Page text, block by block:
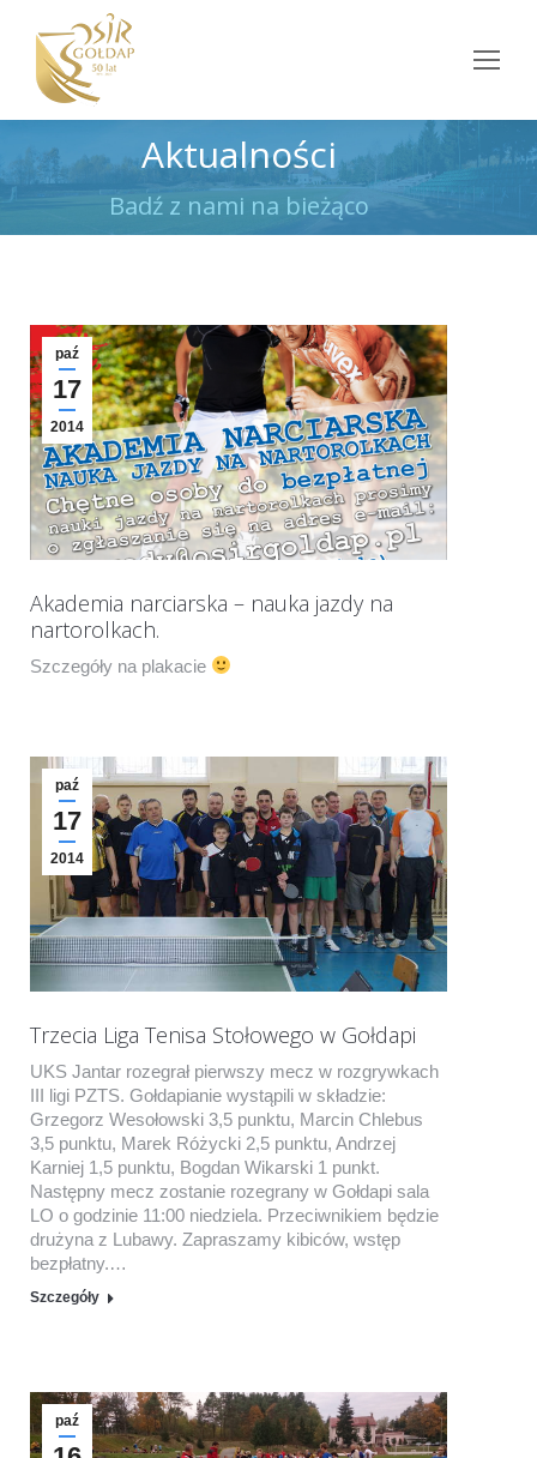
Aktualności
Badź z nami na bieżąco
Jesteś tutaj:
paź
17
2014
Akademia narciarska – nauka jazdy na
nartorolkach.
Szczegóły na plakacie
paź
17
2014
Trzecia Liga Tenisa Stołowego w Gołdapi
UKS Jantar rozegrał pierwszy mecz w rozgrywkach
III ligi PZTS. Gołdapianie wystąpili w składzie:
Grzegorz Wesołowski 3,5 punktu, Marcin Chlebus
3,5 punktu, Marek Różycki 2,5 punktu, Andrzej
Karniej 1,5 punktu, Bogdan Wikarski 1 punkt.
Następny mecz zostanie rozegrany w Gołdapi sala
LO o godzinie 11:00 niedziela. Przeciwnikiem będzie
drużyna z Lubawy. Zapraszamy kibiców, wstęp
bezpłatny.…
Szczegóły
paź